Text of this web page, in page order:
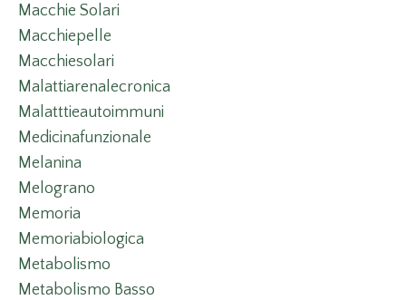
Macchie Solari
Macchiepelle
Macchiesolari
Malattiarenalecronica
Malatttieautoimmuni
Medicinafunzionale
Melanina
Melograno
Memoria
Memoriabiologica
Metabolismo
Metabolismo Basso